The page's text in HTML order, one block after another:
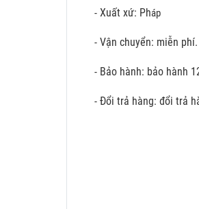
- Xuất xứ: Pháp
- Vận chuyển: miễn phí.
- Bảo hành: bảo hành
- Đổi trả hàng: đổi trả